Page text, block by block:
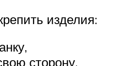
изделия:
сторону,